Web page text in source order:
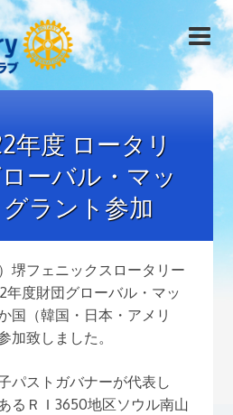
年度 ロータリ
ーバル・マッ
ラント参加
堺フェニックスロータリー
年度財団グローバル・マッ
国（韓国・日本・アメリ
加致しました。
パストガバナーが代表し
るＲＩ3650地区ソウル南山